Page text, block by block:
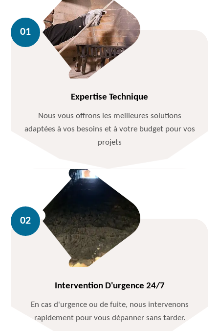
Expertise Technique
Nous vous offrons les meilleures solutions
adaptées à vos besoins et à votre budget pour vos
projets
Intervention D'urgence 24/7
En cas d'urgence ou de fuite, nous intervenons
rapidement pour vous dépanner sans tarder.